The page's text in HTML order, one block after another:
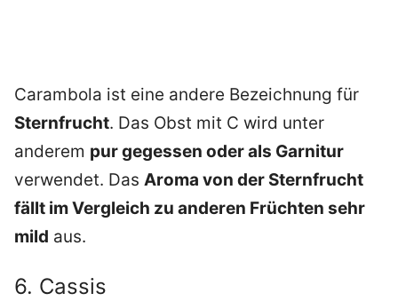
Carambola ist eine andere Bezeichnung für
Sternfrucht. Das Obst mit C wird unter
anderem pur gegessen oder als Garnitur
verwendet. Das Aroma von der Sternfrucht
fällt im Vergleich zu anderen Früchten sehr
mild aus.
6. Cassis